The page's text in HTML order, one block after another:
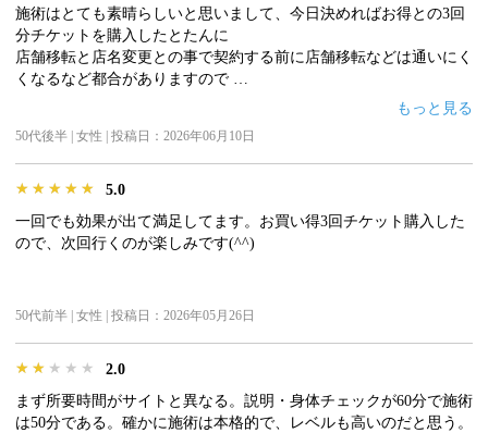
施術はとても素晴らしいと思いまして、今日決めればお得との3回
分チケットを購入したとたんに
店舗移転と店名変更との事で契約する前に店舗移転などは通いにく
くなるなど都合がありますので
ご説明が全くなかった事がLINEに流れてきまして困惑しました。
もう購入してしまいましたので施術の良さとは別に経営側に不信感
を感じました。
経営の方は大丈夫なのか？質問しているところです。
もっと見る
50代後半 | 女性 | 投稿日：2026年06月10日
★★★★★
★★★★★
★★★★★
5.0
一回でも効果が出て満足してます。お買い得3回チケット購入した
ので、次回行くのが楽しみです(^^)
50代前半 | 女性 | 投稿日：2026年05月26日
★★★★★
★★★★★
★★★★★
2.0
まず所要時間がサイトと異なる。説明・身体チェックが60分で施術
は50分である。確かに施術は本格的で、レベルも高いのだと思う。